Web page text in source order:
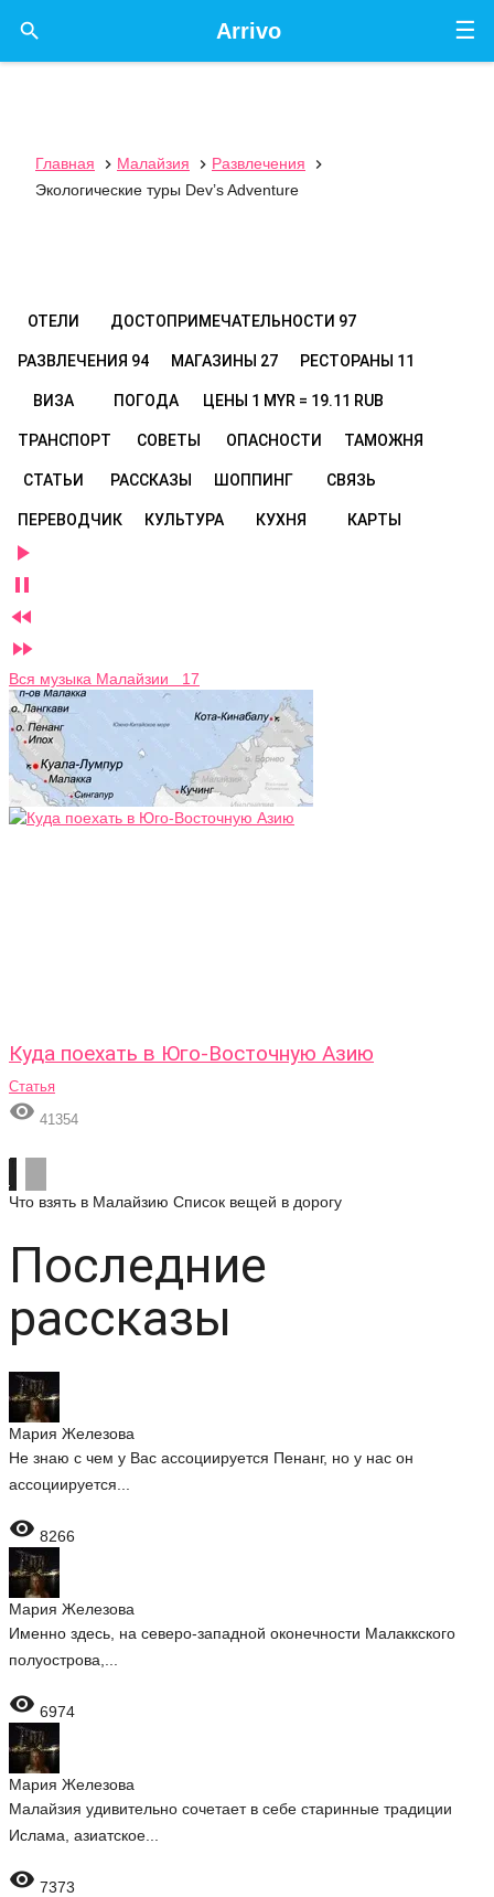
☰
Arrivo

Главная  Малайзия  Развлечения

Экологические туры Dev’s Adventure
ОТЕЛИ ДОСТОПРИМЕЧАТЕЛЬНОСТИ 97
РАЗВЛЕЧЕНИЯ 94 МАГАЗИНЫ 27 РЕСТОРАНЫ 11
ВИЗА ПОГОДА ЦЕНЫ 1 MYR = 19.11 RUB
ТРАНСПОРТ СОВЕТЫ ОПАСНОСТИ ТАМОЖНЯ
СТАТЬИ РАССКАЗЫ ШОППИНГ СВЯЗЬ
ПЕРЕВОДЧИК КУЛЬТУРА КУХНЯ КАРТЫ




Вся музыка Малайзии 17
Куда поехать в Юго-Восточную Азию
Статья
 41354
Что взять в Малайзию Список вещей в дорогу
Последние
рассказы
Мария Железова
Не знаю с чем у Вас ассоциируется Пенанг, но у нас он
ассоциируется...
 8266
Мария Железова
Именно здесь, на северо-западной оконечности Малаккского
полуострова,...
 6974
Мария Железова
Малайзия удивительно сочетает в себе старинные традиции
Ислама, азиатское...
 7373